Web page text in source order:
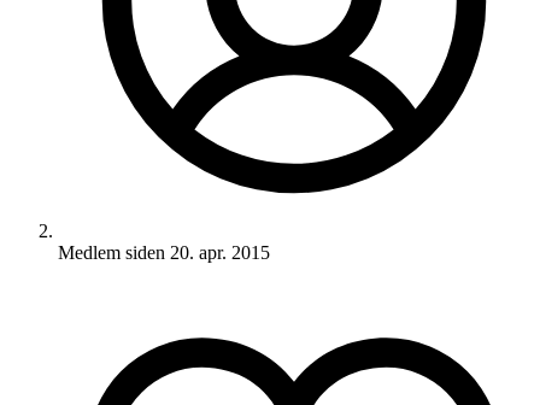
Medlem siden 20. apr. 2015